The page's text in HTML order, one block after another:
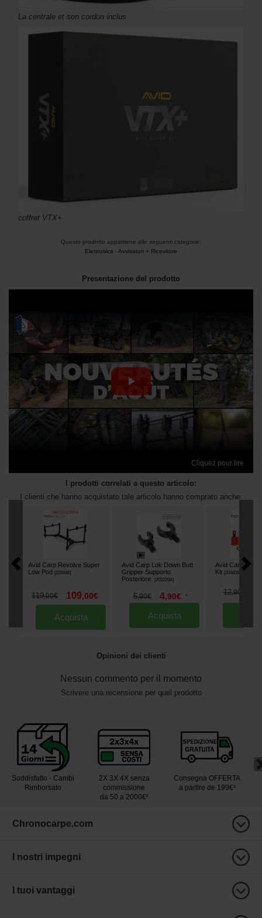
La centrale et son cordon inclus
coffret VTX+
Questo prodotto appartiene alle seguenti categorie:
Elettronica -Avvisatori + Ricevitore
Presentazione del prodotto
Cliquez pour lire
I prodotti correlati a questo articolo:
I clienti che hanno acquistato tale articolo hanno comprato anche:
Avid Carp Revolve Super
Low Pod
[205888]
119,00€ 109,00€
Acquista
Avid Carp Lok Down Butt
Gripper Supporto
Posteriore
[205229A]
5,90€ 4,90€ *
Acquista
Avid Carp
Kit [204835A
12,90
Opinioni dei clienti
Nessun commento per il momento
Scrivere una recensione per quel prodotto
Soddisfatto - Cambi
Rimborsato
2X 3X 4X senza
commissione
da 50 a 2000€²
Consegna OFFERTA
a partire de 199€¹
Chronocarpe.com
I nostri impegni
I tuoi vantaggi